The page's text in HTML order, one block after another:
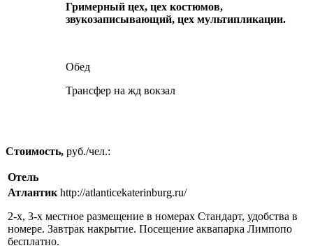
Гримерный цех, цех костюмов,
звукозаписывающий, цех мультипликации.
Обед
Трансфер на жд вокзал
Стоимость, руб./чел.:
Отель
Атлантик http://atlanticekaterinburg.ru/
2-х, 3-х местное размещение в номерах Стандарт, удобства в
номере. Завтрак накрытие. Посещение аквапарка Лимпопо
бесплатно.